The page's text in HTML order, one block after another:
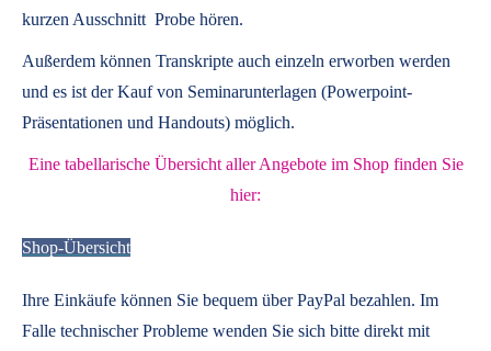
kurzen Ausschnitt Probe hören.
Außerdem können Transkripte auch einzeln erworben werden
und es ist der Kauf von Seminarunterlagen (Powerpoint-
Präsentationen und Handouts) möglich.
Eine tabellarische Übersicht aller Angebote im Shop finden Sie
hier:
Shop-Übersicht
Ihre Einkäufe können Sie bequem über PayPal bezahlen. Im
Falle technischer Probleme wenden Sie sich bitte direkt mit